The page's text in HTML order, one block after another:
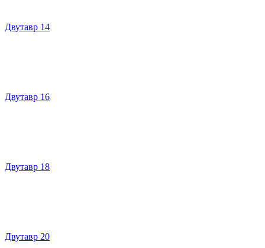
Двутавр 14
Двутавр 16
Двутавр 18
Двутавр 20